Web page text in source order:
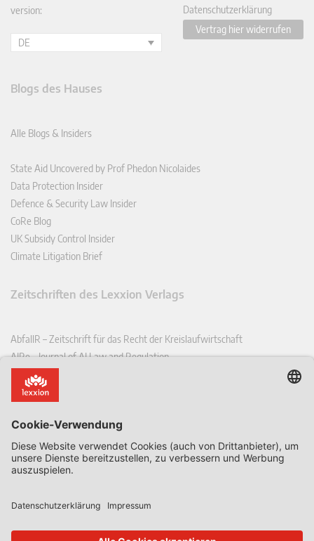
version:
DE
Datenschutzerklärung
Vertrag hier widerrufen
Blogs des Hauses
Alle Blogs & Insiders
State Aid Uncovered by Prof Phedon Nicolaides
Data Protection Insider
Defence & Security Law Insider
CoRe Blog
UK Subsidy Control Insider
Climate Litigation Brief
Zeitschriften des Lexxion Verlags
AbfallR – Zeitschrift für das Recht der Kreislaufwirtschaft
AIRe – Journal of AI Law and Regulation
CCLR – Carbon & Climate Law Review
CoRe – European Competition and Regulatory Law Review
EDSeQ – European Defence & Security Law & Policy Quarterly
EFFL – European Food and Feed Law Review
EHPL – European Health & Pharmaceutical Law Review
EPPPL – European Procurement & Public Private Partnership Law
EStAL – European State Aid Law Quarterly
EurUP – Zeitschrift für Europäisches Umwelt- und Planungsrecht